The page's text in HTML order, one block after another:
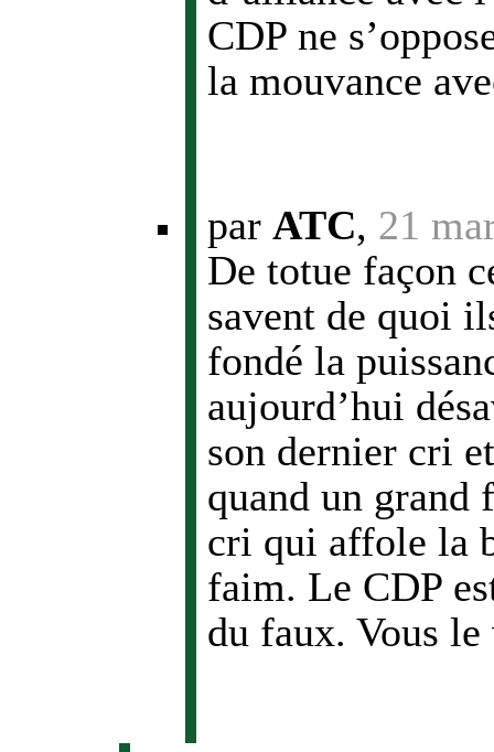
CDP ne
la mouvance
par ATC, 21
De totue façon
savent de quoi
fondé la
aujourd’hui
son dernier cri
quand un grand
cri qui affole la
faim. Le CDP
du faux. Vous